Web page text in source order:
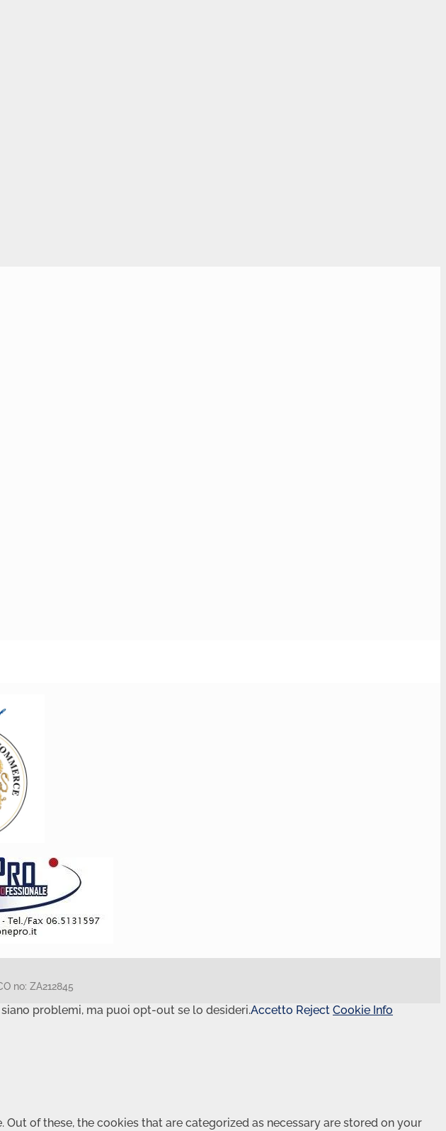
no: ZA212845
problemi, ma puoi opt-out se lo desideri.Accetto Reject Cookie Info
of these, the cookies that are categorized as necessary are stored on your